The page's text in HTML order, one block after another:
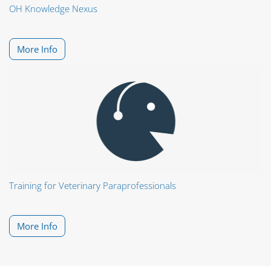
OH Knowledge Nexus
More Info
Training for Veterinary Paraprofessionals
More Info